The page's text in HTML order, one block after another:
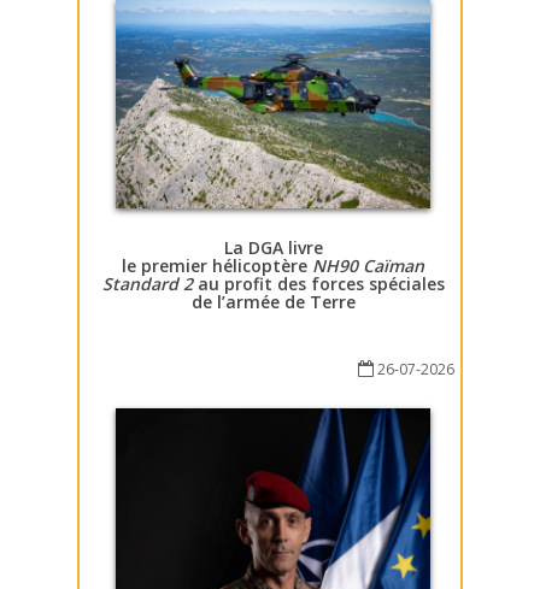
La DGA livre
le premier hélicoptère NH90 Caïman
Standard 2au profit des forces spéciales
de l’armée de Terre
26-07-2026